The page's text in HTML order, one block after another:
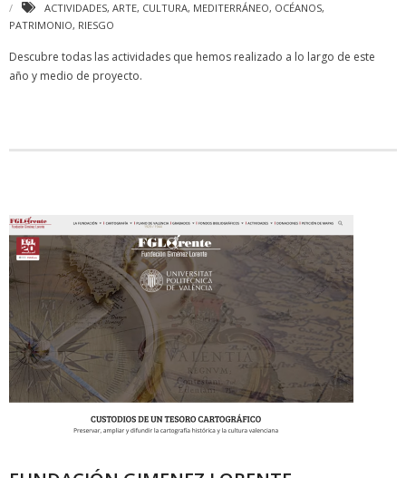
ACTIVIDADES, ARTE, CULTURA, MEDITERRÁNEO, OCÉANOS,
PATRIMONIO, RIESGO
Descubre todas las actividades que hemos realizado a lo largo de este
año y medio de proyecto.